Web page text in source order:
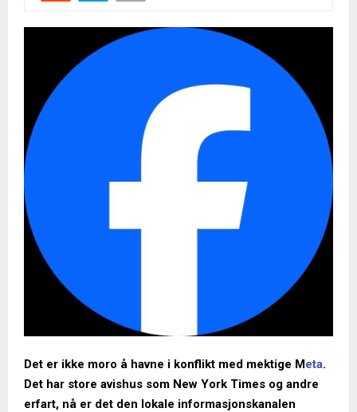
Det er ikke moro å havne i konflikt med mektige Meta.
Det har store avishus som New York Times og andre
erfart, nå er det den lokale informasjonskanalen